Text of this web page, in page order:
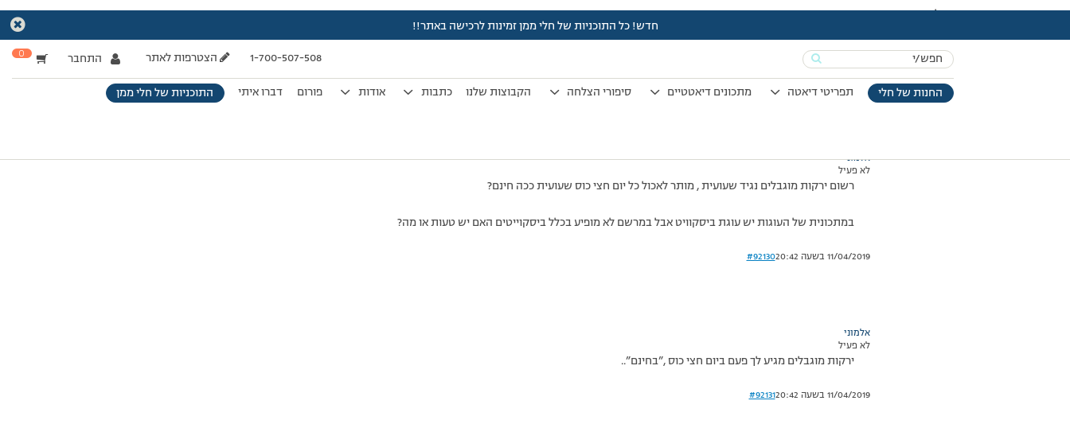
חדש! כל התוכניות של חלי ממן זמינות לרכישה באתר!!
Search
for:
1-700-507-508 הצטרפות לאתר התחבר 0
החנות של חלי תפריטי דיאטה מתכונים דיאטטיים סיפורי הצלחה הקבוצות שלנו כתבות אודות פורום דברו איתי התוכניות של חלי ממן
עמוד הבית>דיונים>פורום>לא הבנתי משהו
מוצגות 3 תגובות – 1 עד 3 (מתוך 3 סה״כ)
12/07/2009 בשעה 18:59
#92129
אלמוני
לא פעיל
רשום ירקות מוגבלים נגיד שעועית , מותר לאכול כל יום חצי כוס שעועית ככה חינם?
במתכונית של העוגות יש עוגת ביסקוויט אבל במרשם לא מופיע בכלל ביסקוייטים האם יש טעות או מה?
11/04/2019 בשעה 20:42 #92130
אלמוני
לא פעיל
ירקות מוגבלים מגיע לך פעם ביום חצי כוס ,”בחינם”..
11/04/2019 בשעה 20:42 #92131